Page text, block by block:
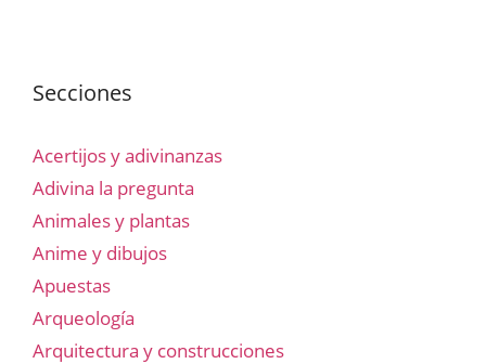
Secciones
Acertijos y adivinanzas
Adivina la pregunta
Animales y plantas
Anime y dibujos
Apuestas
Arqueología
Arquitectura y construcciones